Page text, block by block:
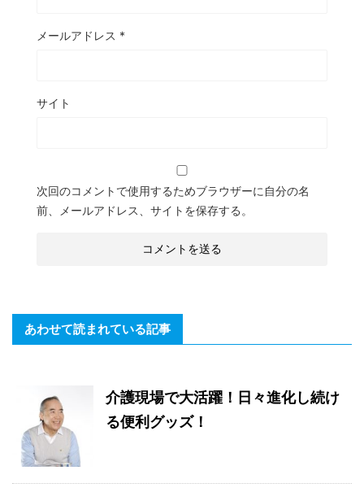
メールアドレス *
サイト
次回のコメントで使用するためブラウザーに自分の名
前、メールアドレス、サイトを保存する。
あわせて読まれている記事
介護現場で大活躍！日々進化し続け
る便利グッズ！